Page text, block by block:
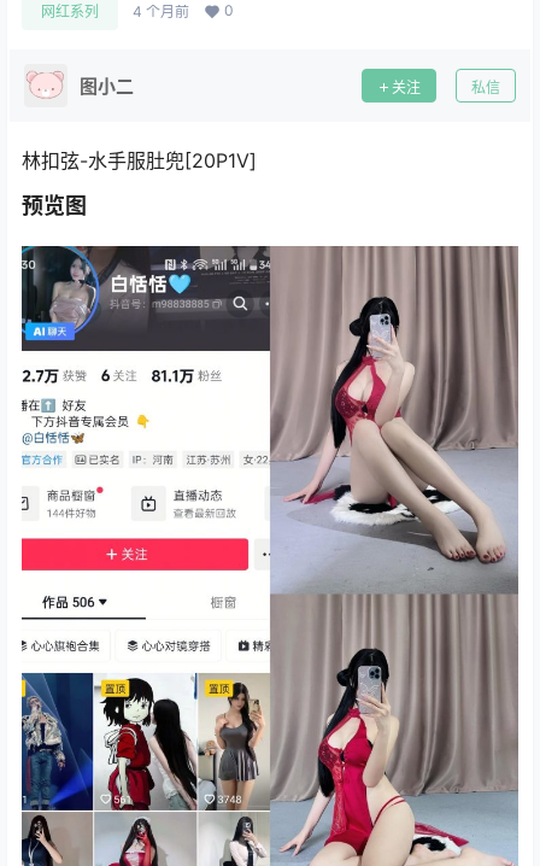
网红系列 4 个月前 0
图小二 关注 私信
林扣弦-水手服肚兜[20P1V]
预览图